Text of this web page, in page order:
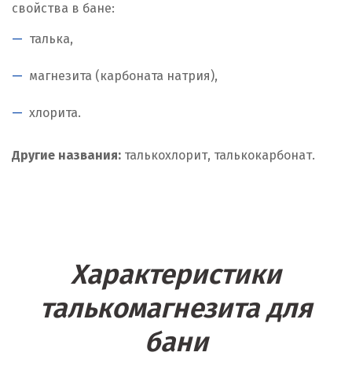
свойства в бане:
талька,
магнезита (карбоната натрия),
хлорита.
Другие названия: талькохлорит, талькокарбонат.
Характеристики
талькомагнезита для
бани